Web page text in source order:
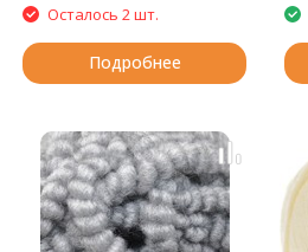
Осталось 2 шт.
Подробнее